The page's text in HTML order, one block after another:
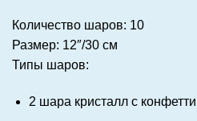
Количество шаров: 10
Размер: 12″/30 см
Типы шаров:
2 шара кристалл с конфетти